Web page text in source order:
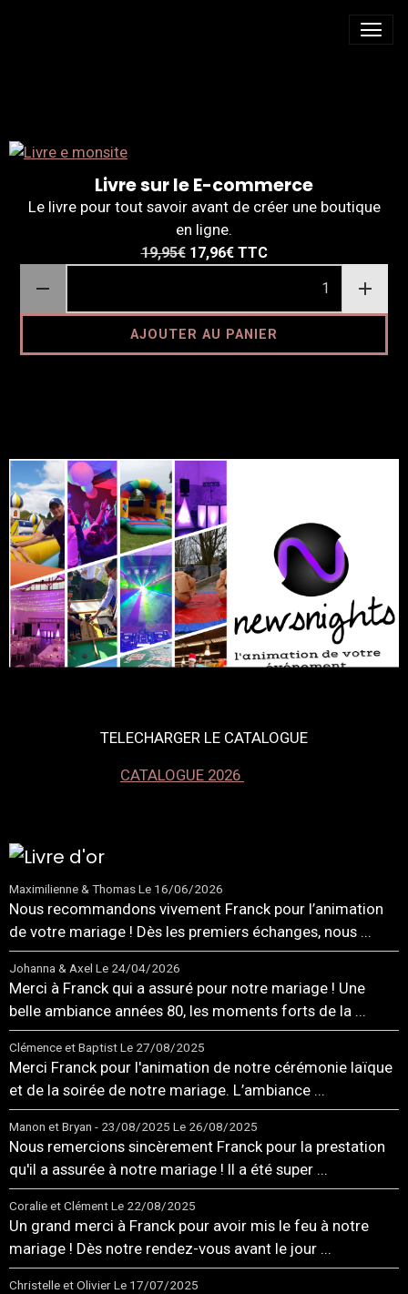
Livre sur le E-commerce
Le livre pour tout savoir avant de créer une boutique
en ligne.
19,95€ 17,96€ TTC
AJOUTER AU PANIER
TELECHARGER LE CATALOGUE
CATALOGUE 2026
Maximilienne & ThomasLe 16/06/2026
Nous recommandons vivement Franck pour l’animation
de votre mariage ! Dès les premiers échanges, nous ...
Johanna & Axel Le 24/04/2026
Merci à Franck qui a assuré pour notre mariage ! Une
belle ambiance années 80, les moments forts de la ...
Clémence et BaptistLe 27/08/2025
Merci Franck pour l'animation de notre cérémonie laïque
et de la soirée de notre mariage. L’ambiance ...
Manon et Bryan - 23/08/2025 Le 26/08/2025
Nous remercions sincèrement Franck pour la prestation
qu'il a assurée à notre mariage ! Il a été super ...
Coralie et ClémentLe 22/08/2025
Un grand merci à Franck pour avoir mis le feu à notre
mariage ! Dès notre rendez-vous avant le jour ...
Christelle et OlivierLe 17/07/2025